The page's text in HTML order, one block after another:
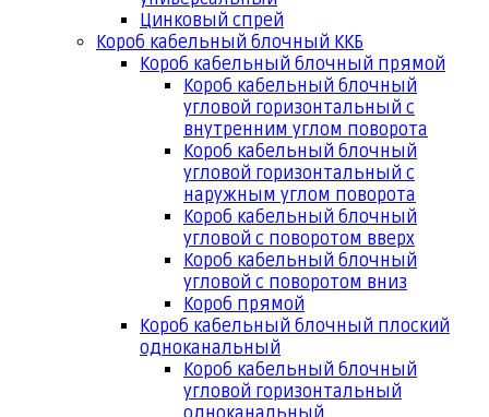
Цинковый спрей
Короб кабельный блочный ККБ
Короб кабельный блочный прямой
Короб кабельный блочный
угловой горизонтальный с
внутренним углом поворота
Короб кабельный блочный
угловой горизонтальный с
наружным углом поворота
Короб кабельный блочный
угловой с поворотом вверх
Короб кабельный блочный
угловой с поворотом вниз
Короб прямой
Короб кабельный блочный плоский
одноканальный
Короб кабельный блочный
угловой горизонтальный